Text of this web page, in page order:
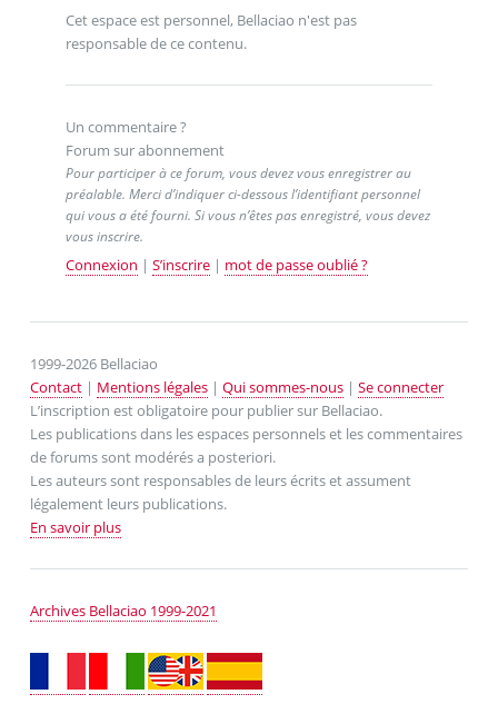
Cet espace est personnel, Bellaciao n'est pas
responsable de ce contenu.
Un commentaire ?
Forum sur abonnement
Pour participer à ce forum, vous devez vous enregistrer au
préalable. Merci d’indiquer ci-dessous l’identifiant personnel
qui vous a été fourni. Si vous n’êtes pas enregistré, vous devez
vous inscrire.
Connexion | S’inscrire| mot de passe oublié ?
1999-2026 Bellaciao
Contact| Mentions légales| Qui sommes-nous| Se connecter
L’inscription est obligatoire pour publier sur Bellaciao.
Les publications dans les espaces personnels et les commentaires
de forums sont modérés a posteriori.
Les auteurs sont responsables de leurs écrits et assument
légalement leurs publications.
En savoir plus
Archives Bellaciao 1999-2021